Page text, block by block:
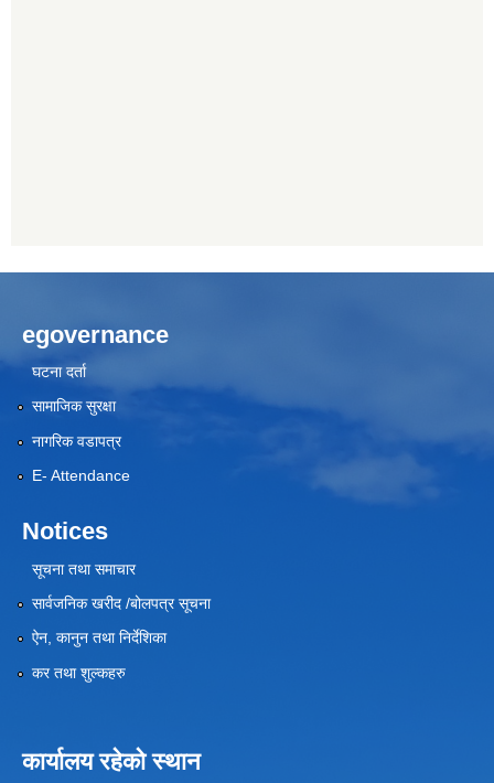
egovernance
घटना दर्ता
सामाजिक सुरक्षा
नागरिक वडापत्र
E- Attendance
Notices
सूचना तथा समाचार
सार्वजनिक खरीद /बोलपत्र सूचना
ऐन, कानुन तथा निर्देशिका
कर तथा शुल्कहरु
कार्यालय रहेको स्थान